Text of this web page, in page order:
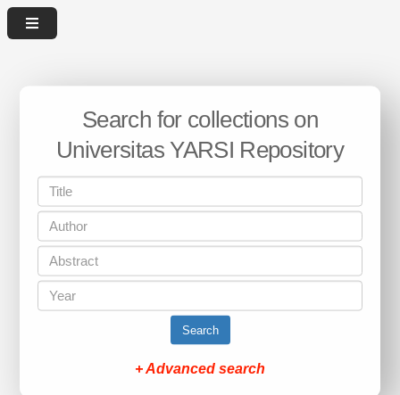
Search for collections on
Universitas YARSI Repository
Search
+ Advanced search